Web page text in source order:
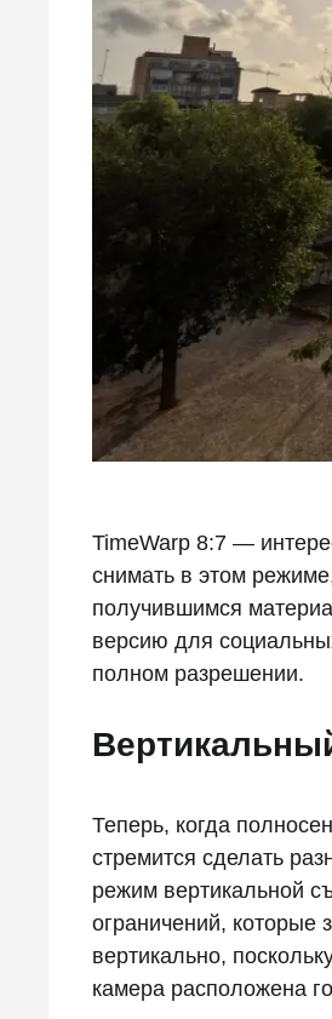
TimeWarp 8:7 —
снимать в этом
получившимся
версию для
полном разрешении.
Теперь, когда
стремится сделать
режим вертикальной
ограничений, которые
вертикально,
камера расположена